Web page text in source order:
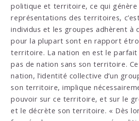
politique et territoire, ce qui génère
représentations des territoires,
individus et les groupes adhèrent à
pour la plupart sont en rapport
territoire. La nation en est le parfait
pas de nation sans son territoire.
nation, l’identité collective d’un
son territoire, implique
pouvoir sur ce territoire, et sur le
et le décrète son territoire. « Dès